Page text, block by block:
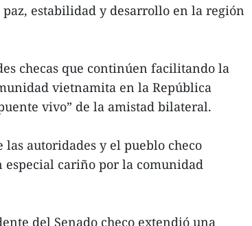
estabilidad y desarrollo en la región
checas que continúen facilitando la
vietnamita en la República
vivo” de la amistad bilateral.
autoridades y el pueblo checo
cariño por la comunidad
del Senado checo extendió una